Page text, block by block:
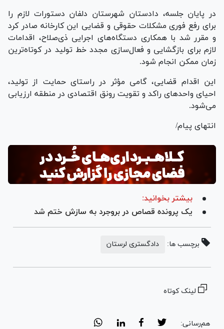
در پایان جلسه، دادستان شهرستان دلفان دستورات لازم را
برای رفع فوری مشکلات حقوقی و قضایی این کارخانه صادر کرد
و مقرر شد با همکاری دستگاه‌های اجرایی ذی‌صلاح، اقدامات
لازم برای بازگشایی و فعال‌سازی مجدد خط تولید در کوتاه‌ترین
زمان ممکن انجام شود.
این اقدام قضایی، گامی مؤثر در راستای حمایت از تولید،
احیای واحد‌های راکد و تقویت رونق اقتصادی در منطقه ارزیابی
می‌شود.
انتهای پیام/
بیشتر بخوانید:
یک پرونده قصاص در بروجرد به سازش ختم شد
برچسب ها: دادگستری لرستان
لینک کوتاه
هم‌رسانی: